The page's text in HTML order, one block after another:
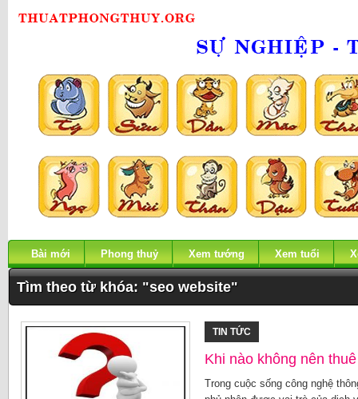
Bài mới Phong thuỷ Xem tướng Xem tuổi
Tìm theo từ khóa: "seo website"
TIN TỨC
Khi nào không nên
Trong cuộc sống công nghệ